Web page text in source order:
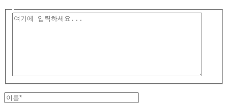
여
요...
이